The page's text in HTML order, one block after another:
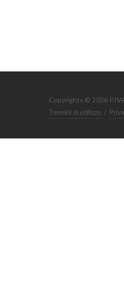
Copyrights © 2026
Termini di utilizzo /